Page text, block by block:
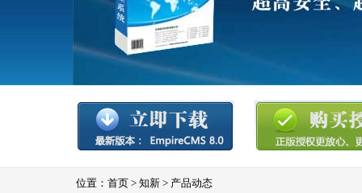
位置： 首页 > 知新 > 产品动态